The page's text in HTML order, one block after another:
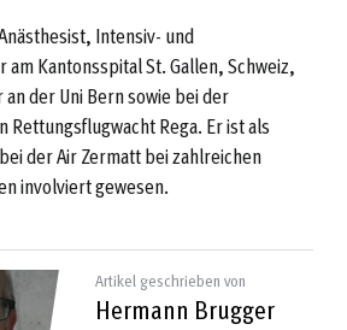
Intensiv- und
am Kantonsspital St. Gallen, Schweiz,
der Uni Bern sowie bei der
Rettungsflugwacht Rega. Er ist als
der Air Zermatt bei zahlreichen
involviert gewesen.
Artikel geschrieben von
Hermann Brugger